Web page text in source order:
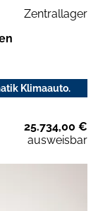
Zentrallager
Klimaauto.
25.734,00 €
ausweisbar